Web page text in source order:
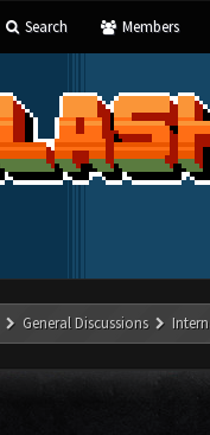
Search Members
General Discussions